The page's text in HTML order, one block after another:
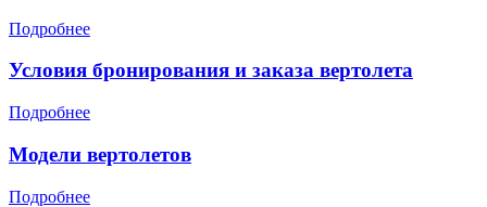
Подробнее
Условия бронирования и заказа вертолета
Подробнее
Модели вертолетов
Подробнее